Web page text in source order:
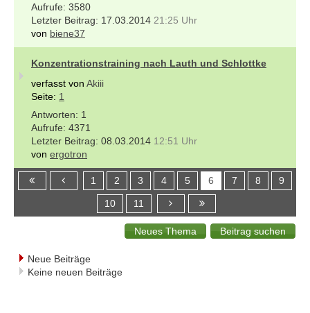
3580
17.03.2014 21:25 Uhr
von biene37
Konzentrationstraining nach Lauth und Schlottke
verfasst von Akiii
Seite: 1
1
4371
08.03.2014 12:51 Uhr
von ergotron
1 2 3 4 5 6 7 8 9
10 11
Neue Beiträge
Keine neuen Beiträge